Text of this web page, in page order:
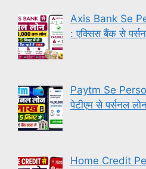
Axis Bank Se
: एक्सिस बैंक से
Paytm Se
पेटीएम से पर्सनल
Home Credit